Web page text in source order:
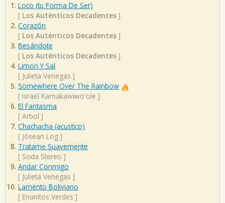
Loco (tu Forma De Ser)
[ Los Auténticos Decadentes ]
Corazón
[ Los Auténticos Decadentes ]
Besándote
[ Los Auténticos Decadentes ]
Limon Y Sal
[ Julieta Venegas ]
Somewhere Over The Rainbow
[ Israel Kamakawiwo'ole ]
El Fantasma
[ Arbol ]
Chachacha (acustico)
[ Jósean Log ]
Tratame Suavemente
[ Soda Stereo ]
Andar Conmigo
[ Julieta Venegas ]
Lamento Boliviano
[ Enanitos Verdes ]